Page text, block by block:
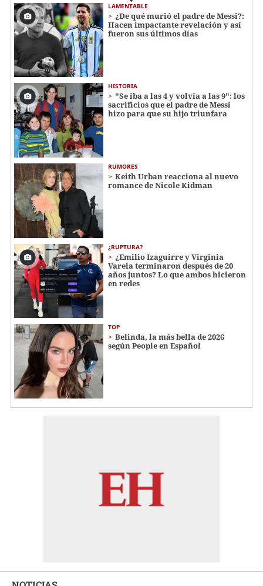
LAMENTABLE
¿De qué murió el padre de Messi?:
Hacen impactante revelación y así
fueron sus últimos días
HISTORIA
"Se iba a las 4 y volvía a las 9": los
sacrificios que el padre de Messi
hizo para que su hijo triunfara
RUMORES
Keith Urban reacciona al nuevo
romance de Nicole Kidman
¿RUPTURA?
¿Emilio Izaguirre y Virginia
Varela terminaron después de 20
años juntos? Lo que ambos hicieron
en redes
TOP
Belinda, la más bella de 2026
según People en Español